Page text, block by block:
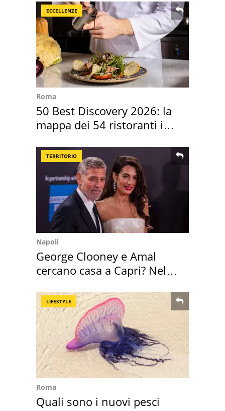
ECCELLENZE
Roma
50 Best Discovery 2026: la
mappa dei 54 ristoranti in
TERRITORIO
Napoli
George Clooney e Amal
cercano casa a Capri? Nel
LIFESTYLE
Roma
Quali sono i nuovi pesci